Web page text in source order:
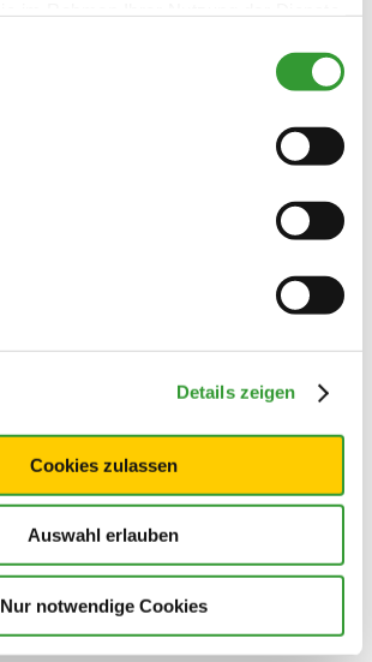
Details zeigen
Cookies zulassen
Auswahl erlauben
Nur notwendige Cookies